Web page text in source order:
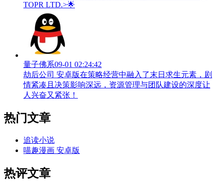
TOPR LTD.>🌟
量子佛系09-01 02:24:42
劫后公司 安卓版在策略经营中融入了末日求生元素，剧
情紧凑且决策影响深远，资源管理与团队建设的深度让
人兴奋又紧张！
热门文章
追读小说
喵趣漫画 安卓版
热评文章